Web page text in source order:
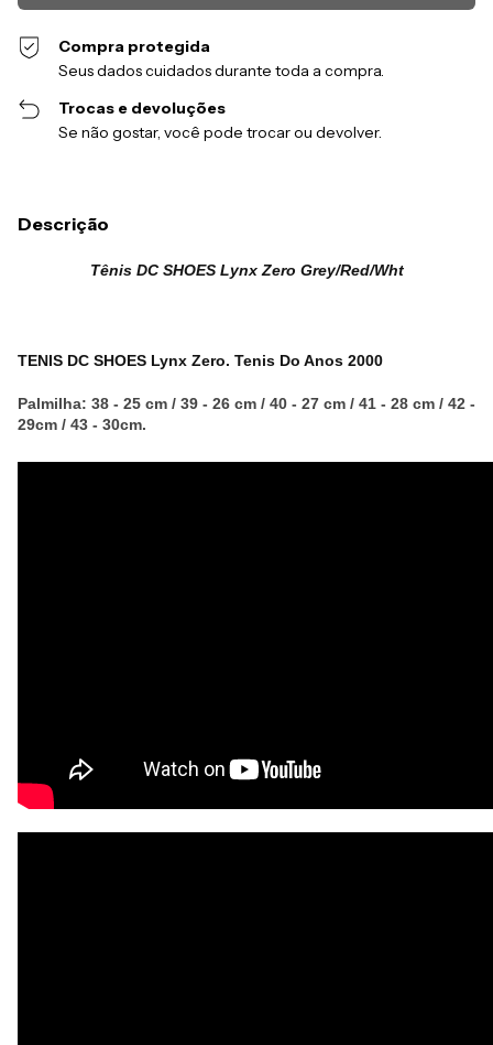
Compra protegida
Seus dados cuidados durante toda a compra.
Trocas e devoluções
Se não gostar, você pode trocar ou devolver.
Descrição
Tênis DC SHOES Lynx Zero Grey/Red/Wht
TENIS DC SHOES Lynx Zero. Tenis Do Anos 2000
Palmilha: 38 - 25 cm / 39 - 26 cm / 40 - 27 cm / 41 - 28 cm / 42 -
29cm / 43 - 30cm.